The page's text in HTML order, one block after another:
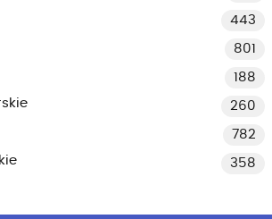
443
801
188
260
782
358